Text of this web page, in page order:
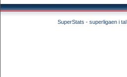
SuperStats - superligaen i tal